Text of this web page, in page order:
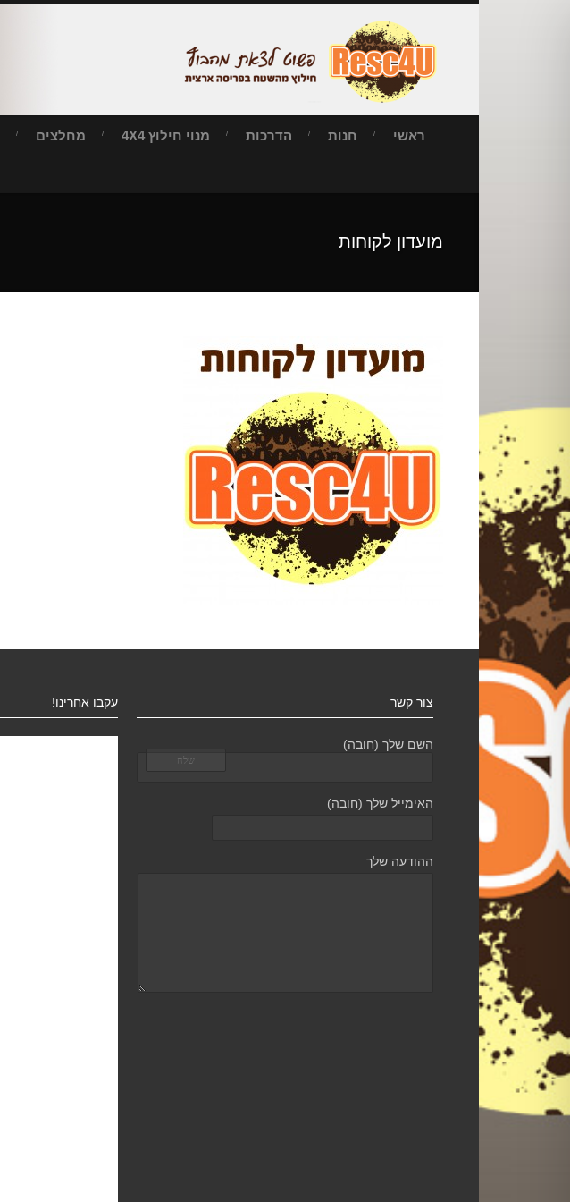
ראשי חנות הדרכות מנוי חילוץ 4X4 מחלצים
מועדון לקוחות
צור קשר
השם שלך (חובה)
האימייל שלך (חובה)
ההודעה שלך
עקבו אחרינו!